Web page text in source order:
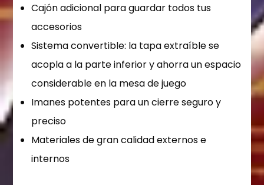
Cajón adicional para guardar todos tus
accesorios
Sistema convertible: la tapa extraíble se
acopla a la parte inferior y ahorra un espacio
considerable en la mesa de juego
Imanes potentes para un cierre seguro y
preciso
Materiales de gran calidad externos e
internos